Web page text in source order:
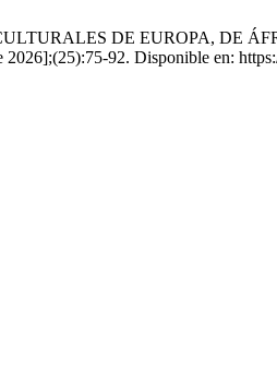
DE EUROPA, DE
92. Disponible en: